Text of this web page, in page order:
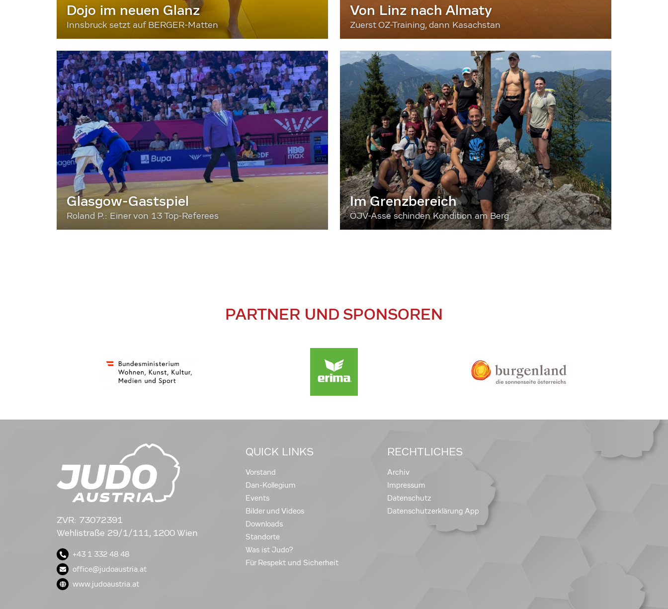
Dojo im neuen Glanz
Innsbruck setzt auf BERGER-Matten
Von Linz nach Almaty
Zuerst OZ-Training, dann Kasachstan
Glasgow-Gastspiel
Roland P.: Einer von 13 Top-Referees
Im Grenzbereich
ÖJV-Asse schinden Kondition am Berg
PARTNER UND SPONSOREN
ZVR: 73072391
Wehlistraße 29/1/111, 1200 Wien
+43 1 332 48 48
office@judoaustria.at
www.judoaustria.at
QUICK LINKS
Vorstand
Dan-Kollegium
Events
Bilder und Videos
Downloads
Standorte
Was ist Judo?
Für Respekt und Sicherheit
RECHTLICHES
Archiv
Impressum
Datenschutz
Datenschutzerklärung App